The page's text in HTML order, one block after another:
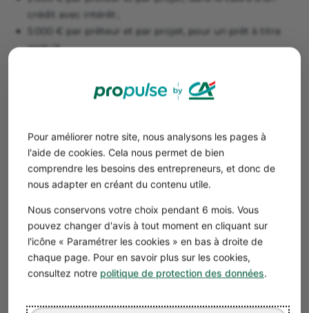
Pour améliorer notre site, nous analysons les pages à
l'aide de cookies. Cela nous permet de bien
comprendre les besoins des entrepreneurs, et donc de
nous adapter en créant du contenu utile.
Nous conservons votre choix pendant 6 mois. Vous
pouvez changer d'avis à tout moment en cliquant sur
l'icône « Paramétrer les cookies » en bas à droite de
chaque page. Pour en savoir plus sur les cookies,
consultez notre politique de protection des données.
crédit avec intérêt ;
5 000 € par prêteur et par projet, pour un prêt à titre
gratuit.
pas excéder le taux d’usure. Enfin, la durée de
Bon à savoir
Cette formule semble la plus adaptée pour un
grand nombre d’entreprises. Tous types
d'investissements peuvent être financés, tant
que les prêteurs jugent votre solvabilité
satisfaisante.
Vous pouvez utiliser le crowdlending lorsque les banques
refusent de vous accorder un crédit. La somme reçue
personnel, pour pouvoirprétendre à un empruntplus